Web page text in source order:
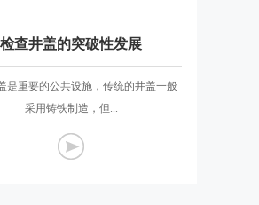
检查井盖的突破性发展
是重要的公共设施，传统的井盖一般
采用铸铁制造，但...